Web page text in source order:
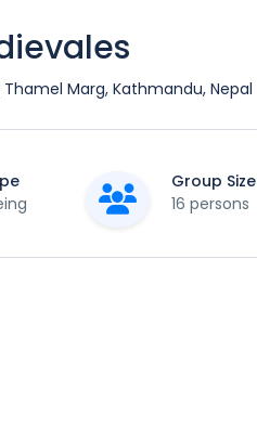
Thamel Marg, Kathmandu, Nepal
Group Size
16 persons